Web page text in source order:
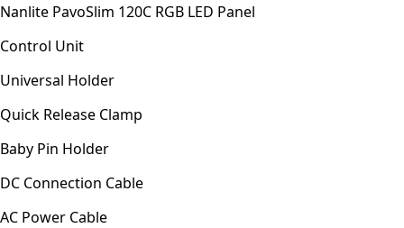
Nanlite PavoSlim 120C RGB LED Panel
Control Unit
Universal Holder
Quick Release Clamp
Baby Pin Holder
DC Connection Cable
AC Power Cable